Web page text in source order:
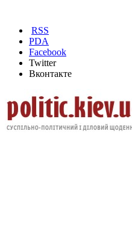
RSS
PDA
Facebook
Twitter
Вконтакте